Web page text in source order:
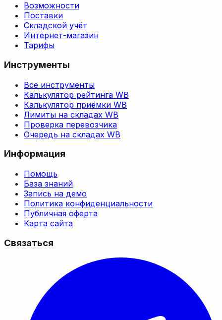
Возможности
Поставки
Складской учёт
Интернет-магазин
Тарифы
Инструменты
Все инструменты
Калькулятор рейтинга WB
Калькулятор приёмки WB
Лимиты на складах WB
Проверка перевозчика
Очередь на складах WB
Информация
Помощь
База знаний
Запись на демо
Политика конфиденциальности
Публичная оферта
Карта сайта
Связаться